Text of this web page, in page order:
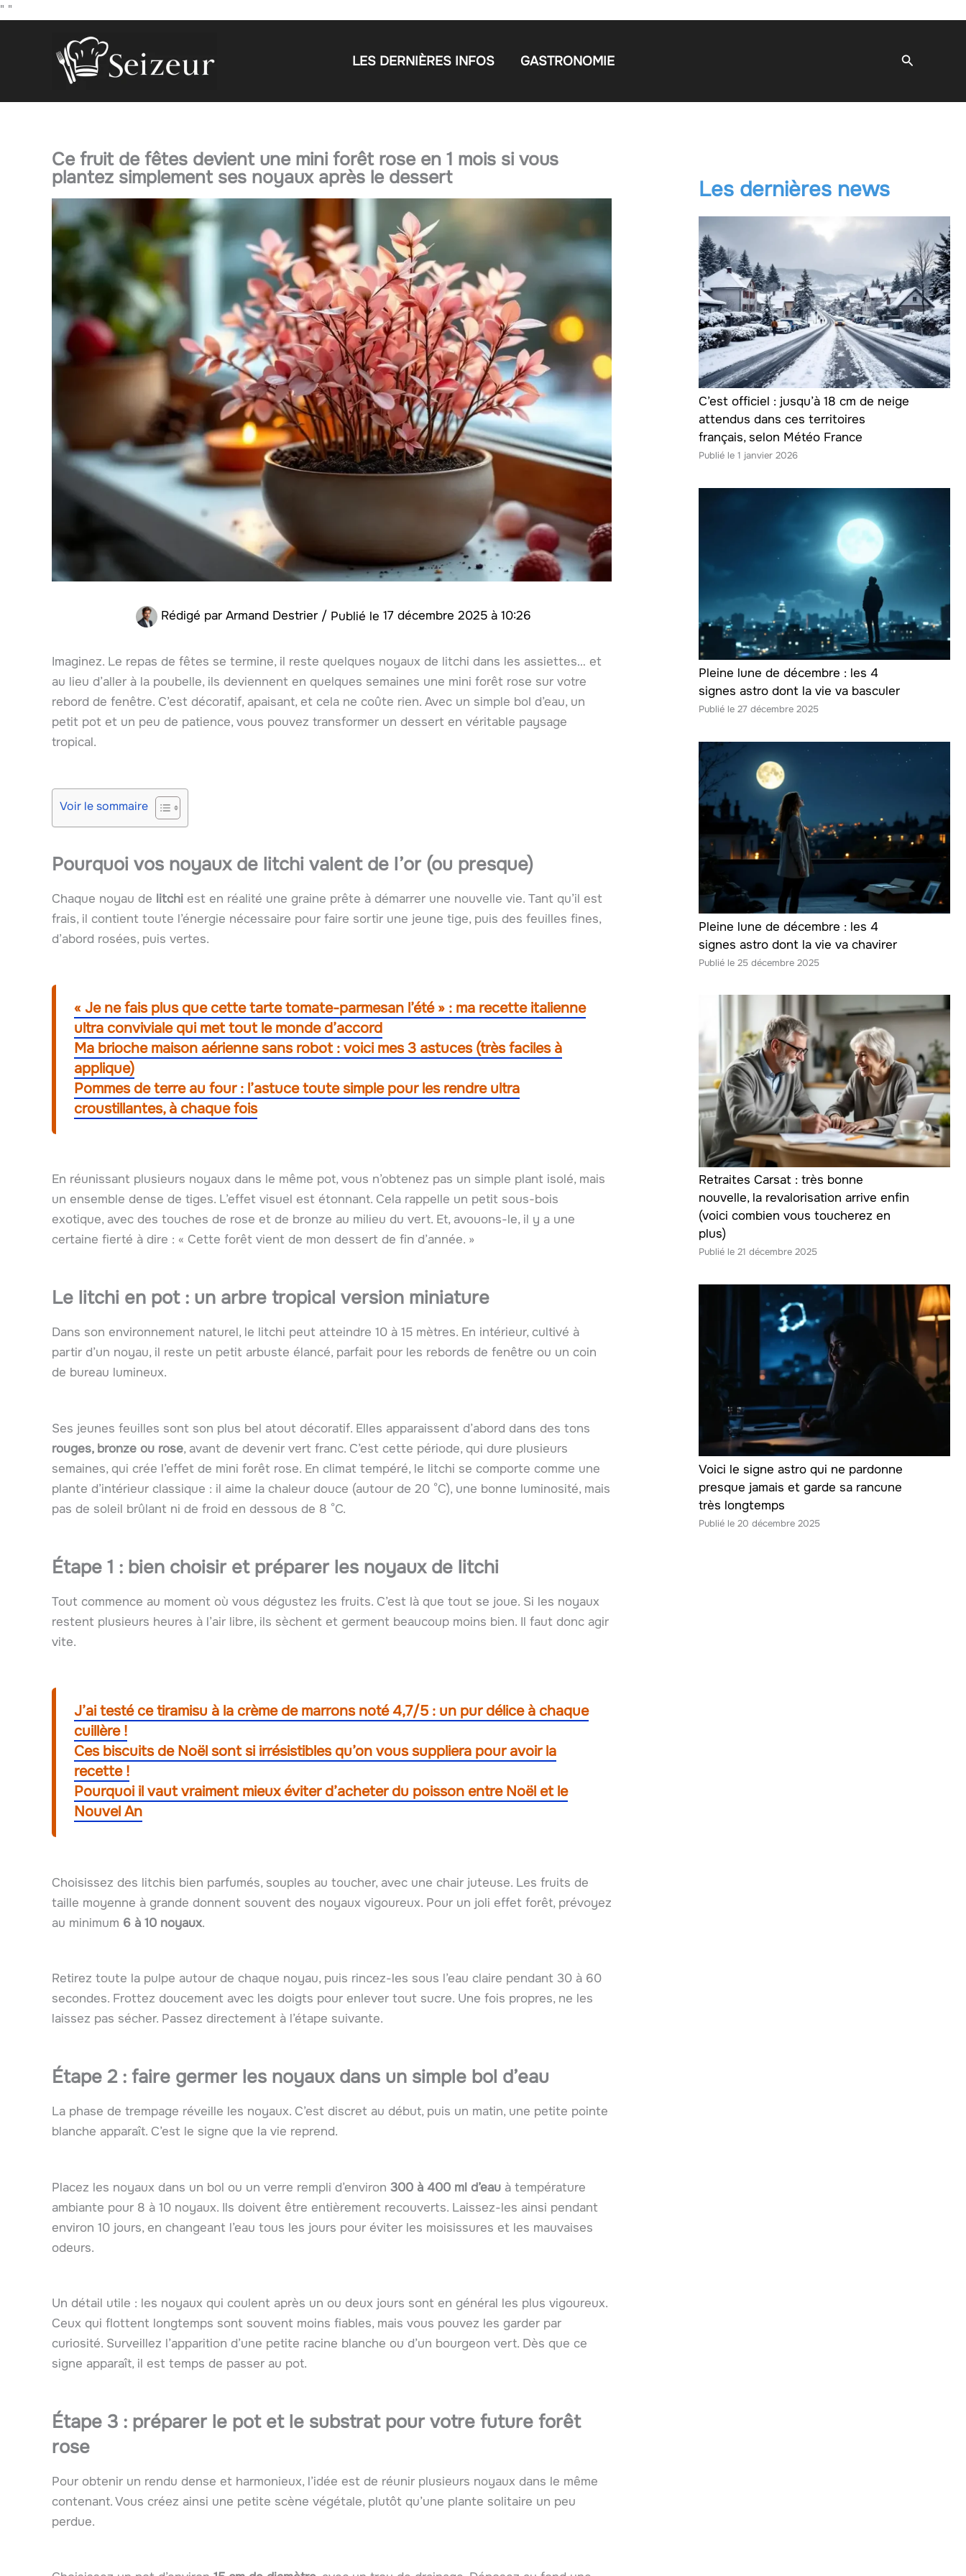
" "
contenu
LES DERNIÈRES INFOS GASTRONOMIE
Ce fruit de fêtes devient une mini forêt rose en 1 mois si vous
plantez simplement ses noyaux après le dessert
Rédigé par Armand Destrier / 17 décembre 2025 à 10:26
Imaginez. Le repas de fêtes se termine, il reste quelques noyaux de litchi dans les assiettes… et
au lieu d’aller à la poubelle, ils deviennent en quelques semaines une mini forêt rose sur votre
rebord de fenêtre. C’est décoratif, apaisant, et cela ne coûte rien. Avec un simple bol d’eau, un
petit pot et un peu de patience, vous pouvez transformer un dessert en véritable paysage
tropical.
Voir le sommaire
Pourquoi vos noyaux de litchi valent de l’or (ou presque)
Chaque noyau de litchi est en réalité une graine prête à démarrer une nouvelle vie. Tant qu’il est
frais, il contient toute l’énergie nécessaire pour faire sortir une jeune tige, puis des feuilles fines,
d’abord rosées, puis vertes.
« Je ne fais plus que cette tarte tomate-parmesan l’été » : ma recette italienne
ultra conviviale qui met tout le monde d’accord
Ma brioche maison aérienne sans robot : voici mes 3 astuces (très faciles à
applique)
Pommes de terre au four : l’astuce toute simple pour les rendre ultra
croustillantes, à chaque fois
En réunissant plusieurs noyaux dans le même pot, vous n’obtenez pas un simple plant isolé, mais
un ensemble dense de tiges. L’effet visuel est étonnant. Cela rappelle un petit sous-bois
exotique, avec des touches de rose et de bronze au milieu du vert. Et, avouons-le, il y a une
certaine fierté à dire : « Cette forêt vient de mon dessert de fin d’année. »
Le litchi en pot : un arbre tropical version miniature
Dans son environnement naturel, le litchi peut atteindre 10 à 15 mètres. En intérieur, cultivé à
partir d’un noyau, il reste un petit arbuste élancé, parfait pour les rebords de fenêtre ou un coin
de bureau lumineux.
Ses jeunes feuilles sont son plus bel atout décoratif. Elles apparaissent d’abord dans des tons
rouges, bronze ou rose, avant de devenir vert franc. C’est cette période, qui dure plusieurs
semaines, qui crée l’effet de mini forêt rose. En climat tempéré, le litchi se comporte comme une
plante d’intérieur classique : il aime la chaleur douce (autour de 20 °C), une bonne luminosité, mais
pas de soleil brûlant ni de froid en dessous de 8 °C.
Étape 1 : bien choisir et préparer les noyaux de litchi
Tout commence au moment où vous dégustez les fruits. C’est là que tout se joue. Si les noyaux
restent plusieurs heures à l’air libre, ils sèchent et germent beaucoup moins bien. Il faut donc agir
vite.
J’ai testé ce tiramisu à la crème de marrons noté 4,7/5 : un pur délice à chaque
cuillère !
Ces biscuits de Noël sont si irrésistibles qu’on vous suppliera pour avoir la
recette !
Pourquoi il vaut vraiment mieux éviter d’acheter du poisson entre Noël et le
Nouvel An
Choisissez des litchis bien parfumés, souples au toucher, avec une chair juteuse. Les fruits de
taille moyenne à grande donnent souvent des noyaux vigoureux. Pour un joli effet forêt, prévoyez
au minimum 6 à 10 noyaux.
Retirez toute la pulpe autour de chaque noyau, puis rincez-les sous l’eau claire pendant 30 à 60
secondes. Frottez doucement avec les doigts pour enlever tout sucre. Une fois propres, ne les
laissez pas sécher. Passez directement à l’étape suivante.
Étape 2 : faire germer les noyaux dans un simple bol d’eau
La phase de trempage réveille les noyaux. C’est discret au début, puis un matin, une petite pointe
blanche apparaît. C’est le signe que la vie reprend.
Placez les noyaux dans un bol ou un verre rempli d’environ 300 à 400 ml d’eau à température
ambiante pour 8 à 10 noyaux. Ils doivent être entièrement recouverts. Laissez-les ainsi pendant
environ 10 jours, en changeant l’eau tous les jours pour éviter les moisissures et les mauvaises
odeurs.
Un détail utile : les noyaux qui coulent après un ou deux jours sont en général les plus vigoureux.
Ceux qui flottent longtemps sont souvent moins fiables, mais vous pouvez les garder par
curiosité. Surveillez l’apparition d’une petite racine blanche ou d’un bourgeon vert. Dès que ce
signe apparaît, il est temps de passer au pot.
Étape 3 : préparer le pot et le substrat pour votre future forêt
rose
Pour obtenir un rendu dense et harmonieux, l’idée est de réunir plusieurs noyaux dans le même
contenant. Vous créez ainsi une petite scène végétale, plutôt qu’une plante solitaire un peu
perdue.
Les dernières news
C’est officiel : jusqu’à 18 cm de neige
attendus dans ces territoires
français, selon Météo France
1 janvier 2026
Pleine lune de décembre : les 4
signes astro dont la vie va basculer
27 décembre 2025
Pleine lune de décembre : les 4
signes astro dont la vie va chavirer
25 décembre 2025
Retraites Carsat : très bonne
nouvelle, la revalorisation arrive enfin
(voici combien vous toucherez en
plus)
21 décembre 2025
Voici le signe astro qui ne pardonne
presque jamais et garde sa rancune
très longtemps
20 décembre 2025